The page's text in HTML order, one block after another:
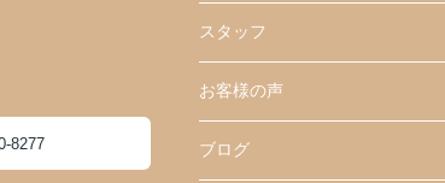
8277
スタッフ
お客様の声
ブログ